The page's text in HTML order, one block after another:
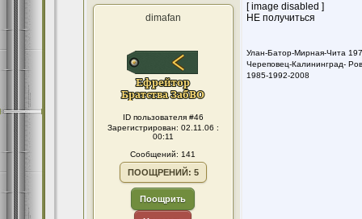
dimafan
ID пользователя #46
Зарегистрирован: 02.11.06 :
00:11
Сообщений: 141
ПООЩРЕНИЙ: 5
Поощрить
[ image disabled ]
НЕ получиться
Улан-Батор-Мирная-Чита
Череповец-Калининград-
1985-1992-2008